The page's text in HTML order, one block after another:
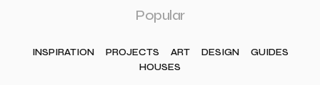
Popular
INSPIRATION PROJECTS ART DESIGN
GUIDES
HOUSES